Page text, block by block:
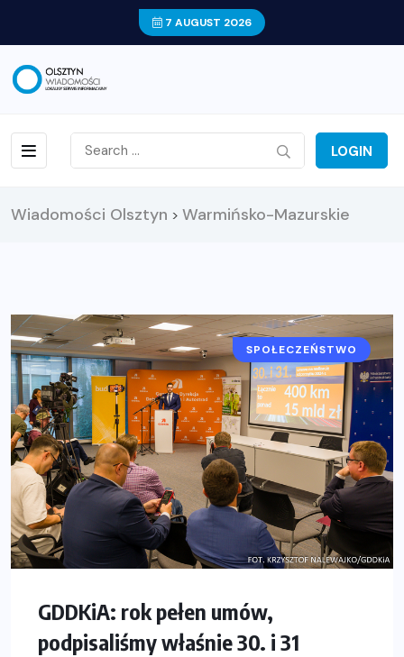
7 AUGUST 2026
LOGIN
Wiadomości Olsztyn > Warmińsko-Mazurskie
SPOŁECZEŃSTWO
GDDKiA: rok pełen umów,
podpisaliśmy właśnie 30. i 31